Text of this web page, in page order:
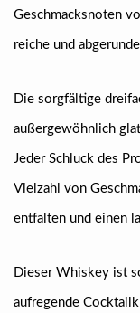
Geschmacksnoten
reiche und
Die sorgfältige
außergewöhnlich
Jeder Schluck des
Vielzahl von
entfalten und einen
Dieser Whiskey ist
aufregende